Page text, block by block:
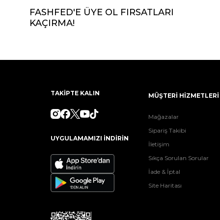
FASHFED'E ÜYE OL FIRSATLARI
KAÇIRMA!
TAKİPTE KALIN
UYGULAMAMIZI İNDİRİN
MÜŞTERİ HİZMETLERİ
Mağazalar
Sipariş Takibi
İletişim
Sıkça Sorulan Sorular
İade & İptal
Site Haritası